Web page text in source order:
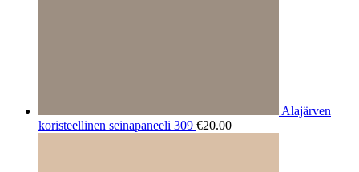
Alajärven
koristeellinen seinapaneeli 309 €20.00